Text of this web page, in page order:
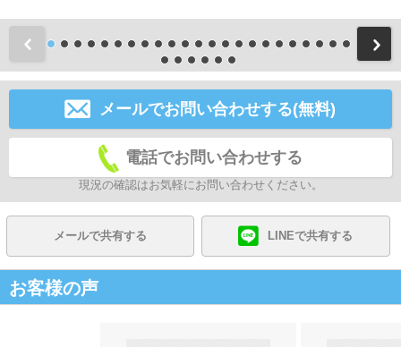
前
メールでお問い合わせする(無料)
電話でお問い合わせする
現況の確認はお気軽にお問い合わせください。
メールで共有する LINEで共有する
お客様の声